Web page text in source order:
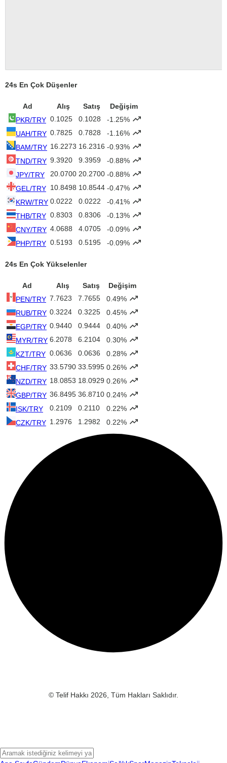
24s En Çok Düşenler
Ad Alış Satış
Değişim
PKR/TRY 0.1025 0.1028
-1.25%
UAH/TRY 0.7825 0.7828
-1.16%
BAM/TRY 16.2273 16.2316 -0.93%
TND/TRY 9.3920 9.3959
-0.88%
JPY/TRY
20.0700 20.2700 -0.88%
GEL/TRY 10.8498 10.8544 -0.47%
KRW/TRY 0.0222 0.0222
-0.41%
THB/TRY 0.8303 0.8306
-0.13%
CNY/TRY 4.0688 4.0705
-0.09%
PHP/TRY 0.5193 0.5195 -0.09%
24s En Çok Yükselenler
Ad Alış Satış
Değişim
PEN/TRY 7.7623 7.7655
0.49%
RUB/TRY 0.3224 0.3225
0.45%
EGP/TRY 0.9440 0.9444
0.40%
MYR/TRY 6.2078 6.2104
0.30%
KZT/TRY 0.0636 0.0636
0.28%
CHF/TRY 33.5790 33.5995 0.26%
NZD/TRY 18.0853 18.0929 0.26%
GBP/TRY 36.8495 36.8710 0.24%
ISK/TRY
0.2109 0.2110
0.22%
CZK/TRY 1.2976 1.2982 0.22%
© Telif Hakkı 2026, Tüm Hakları Saklıdır.